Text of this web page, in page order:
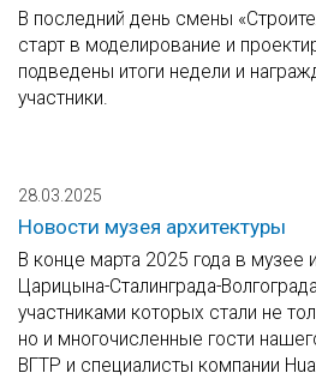
В последний день смены
старт в моделирование и
подведены итоги недели и
участники.
28.03.2025
Новости музея архитектуры
В конце марта 2025 года в музее
Царицына-Сталинграда-
участниками которых стали не
но и многочисленные гости
ВГТР и специалисты компании